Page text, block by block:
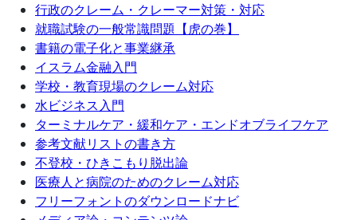
行政のクレーム・クレーマー対策・対応
就職試験の一般常識問題【虎の巻】
書籍の電子化と事業継承
イスラム金融入門
学校・教育現場のクレーム対応
水ビジネス入門
ターミナルケア・緩和ケア・エンドオブライフケア
参考文献リストの書き方
不登校・ひきこもり脱出論
医療人と病院のためのクレーム対応
フリーフォントのダウンロードナビ